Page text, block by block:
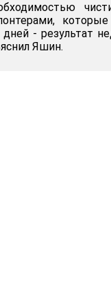
- результат
Яшин.